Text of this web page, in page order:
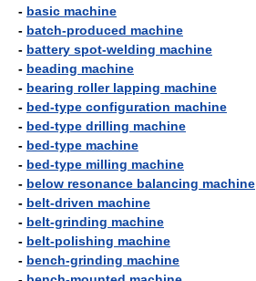
- basic machine
- batch-produced machine
- battery spot-welding machine
- beading machine
- bearing roller lapping machine
- bed-type configuration machine
- bed-type drilling machine
- bed-type machine
- bed-type milling machine
- below resonance balancing machine
- belt-driven machine
- belt-grinding machine
- belt-polishing machine
- bench-grinding machine